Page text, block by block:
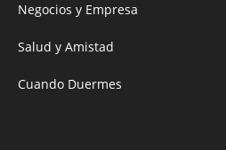
Negocios y Empresa
Salud y Amistad
Cuando Duermes